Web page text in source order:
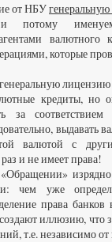
от НБУ
потому
валютного
которые
кредиты, но
за
выдавать
валютой с
и не имеет права!
чем уже
права
иллюзию, что
т.е. независимо